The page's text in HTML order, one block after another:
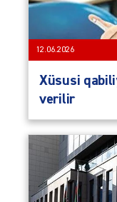
12.06.2026
Xüsusi
verilir